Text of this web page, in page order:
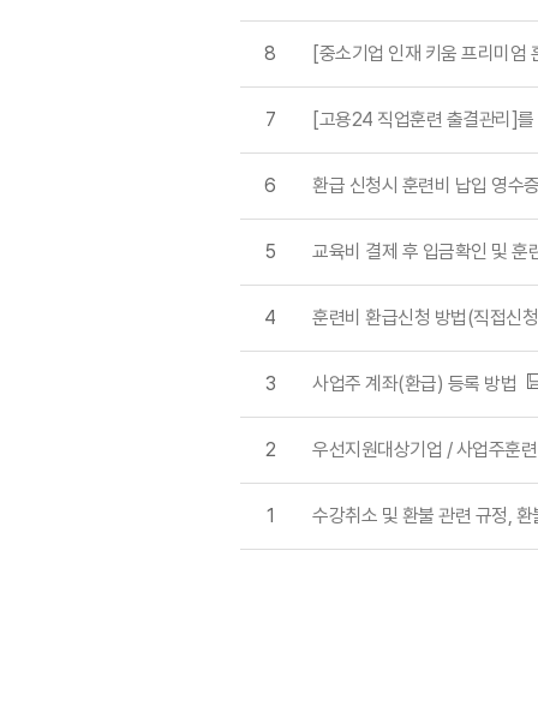
8 [중소기업 인재 키움 프리미
7 [고용24 직업훈련 출결관리]
6 환급 신청시 훈련비 납입 영수
5 교육비 결제 후 입금확인 및 훈
4 훈련비 환급신청 방법(직접신
3 사업주 계좌(환급) 등록 방법
2 우선지원대상기업 / 사업주훈
1 수강취소 및 환불 관련 규정,